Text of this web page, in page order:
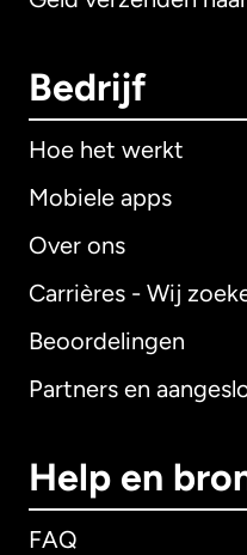
Bedrijf
Hoe het werkt
Mobiele apps
Over ons
Carrières - Wij
Beoordelingen
Partners en
Help en
FAQ